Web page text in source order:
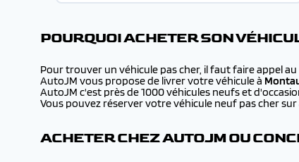
POURQUOI ACHETER SON
Pour trouver un véhicule pas cher, il faut faire appel
AutoJM vous propose de livrer votre véhicule à
AutoJM c'est près de 1000 véhicules neufs et
Vous pouvez réserver votre véhicule neuf pas cher
ACHETER CHEZ AUTOJM OU